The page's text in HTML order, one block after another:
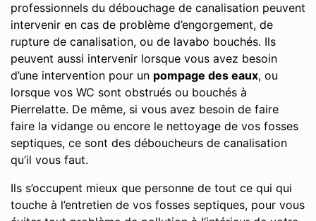
professionnels du débouchage de canalisation peuvent
intervenir en cas de problème d’engorgement, de
rupture de canalisation, ou de lavabo bouchés. Ils
peuvent aussi intervenir lorsque vous avez besoin
d’une intervention pour un pompage des eaux, ou
lorsque vos WC sont obstrués ou bouchés à
Pierrelatte. De même, si vous avez besoin de faire
faire la vidange ou encore le nettoyage de vos fosses
septiques, ce sont des déboucheurs de canalisation
qu’il vous faut.
Ils s’occupent mieux que personne de tout ce qui qui
touche à l’entretien de vos fosses septiques, pour vous